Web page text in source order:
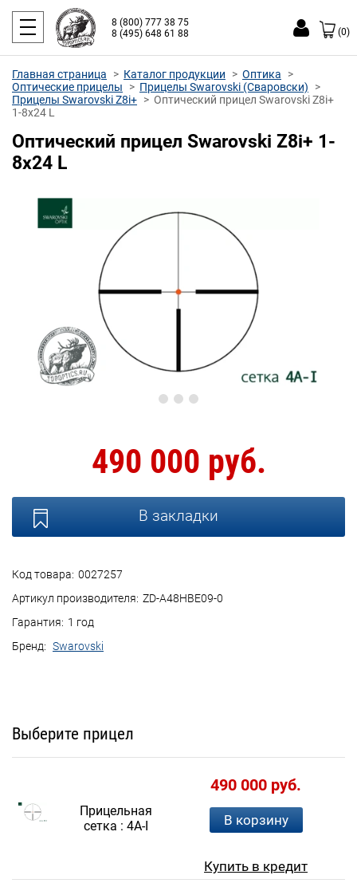
8 (800) 777 38 75
8 (495) 648 61 88
(0)
Главная страница Каталог продукции
Оптика
Оптические прицелы
Прицелы Swarovski (Сваровски)
Прицелы Swarovski Z8i+
Оптический прицел Swarovski Z8i+
1-8х24 L
Оптический прицел Swarovski Z8i+ 1-
8х24 L
Код товара: 0027257
Артикул производителя: ZD-A48HBE09-0
Гарантия: 1 год
Бренд: Swarovski
490 000 руб.
В закладки
Выберите прицел
Прицельная
сетка : 4A-I
490 000 руб.
В корзину
Купить в кредит